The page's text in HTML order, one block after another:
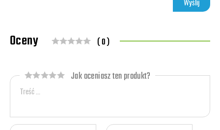
Oceny ( 0 )
Jak oceniasz ten produkt?